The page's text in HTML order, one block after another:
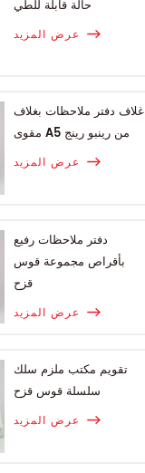
حالة قابلة للطي
عرض المزيد
غلاف دفتر ملاحظات بغلاف
مقوى A5 من رينبو رينج
عرض المزيد
دفتر ملاحظات رفيع
بأقراص مجموعة قوس
قزح
عرض المزيد
تقويم مكتب ملزم سلك
سلسلة قوس قزح
عرض المزيد